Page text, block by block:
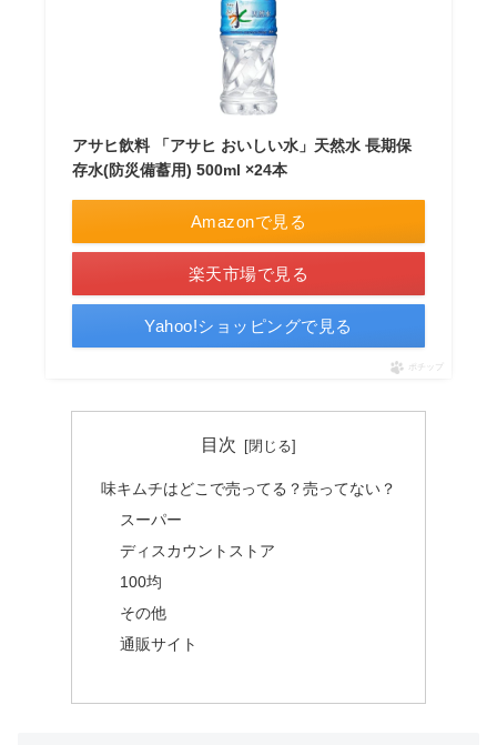
アサヒ飲料 「アサヒ おいしい水」天然水 長期保
存水(防災備蓄用) 500ml ×24本
Amazonで見る
楽天市場で見る
Yahoo!ショッピングで見る
ポチップ
目次
味キムチはどこで売ってる？売ってない？
スーパー
ディスカウントストア
100均
その他
通販サイト